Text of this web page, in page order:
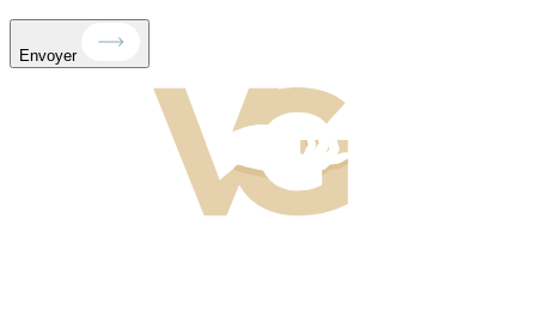
Envoyer